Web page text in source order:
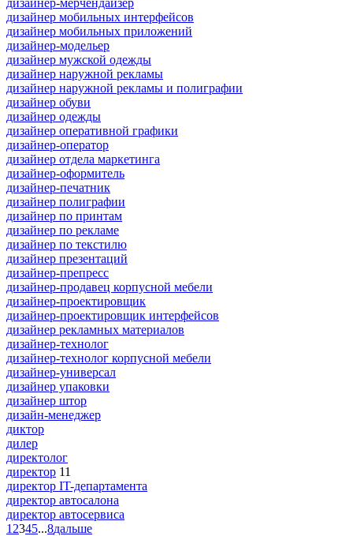
дизайнер мобильных интерфейсов
дизайнер мобильных приложений
дизайнер-модельер
дизайнер мужской одежды
дизайнер наружной рекламы
дизайнер наружной рекламы и полиграфии
дизайнер обуви
дизайнер одежды
дизайнер оперативной графики
дизайнер-оператор
дизайнер отдела маркетинга
дизайнер-оформитель
дизайнер-печатник
дизайнер полиграфии
дизайнер по принтам
дизайнер по рекламе
дизайнер по текстилю
дизайнер презентаций
дизайнер-препресс
дизайнер-продавец корпусной мебели
дизайнер-проектировщик
дизайнер-проектировщик интерфейсов
дизайнер рекламных материалов
дизайнер-технолог
дизайнер-технолог корпусной мебели
дизайнер-универсал
дизайнер упаковки
дизайнер штор
дизайн-менеджер
диктор
дилер
директолог
директор 11
директор IT-департамента
директор автосалона
директор автосервиса
1 2345...8дальше